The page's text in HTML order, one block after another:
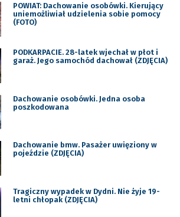
POWIAT: Dachowanie osobówki. Kierujący
uniemożliwiał udzielenia sobie pomocy
(FOTO)
PODKARPACIE. 28-latek wjechał w płot i
garaż. Jego samochód dachował (ZDJĘCIA)
Dachowanie osobówki. Jedna osoba
poszkodowana
Dachowanie bmw. Pasażer uwięziony w
pojeździe (ZDJĘCIA)
Tragiczny wypadek w Dydni. Nie żyje 19-
letni chłopak (ZDJĘCIA)